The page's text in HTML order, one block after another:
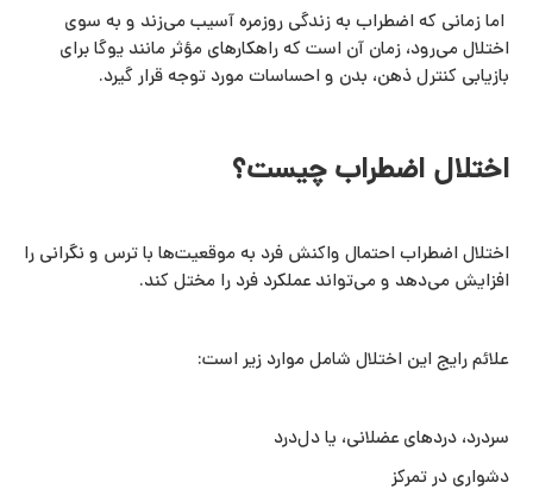
اما زمانی که اضطراب به زندگی روزمره آسیب می‌زند و به سوی
اختلال می‌رود، زمان آن است که راهکارهای مؤثر مانند یوگا برای
بازیابی کنترل ذهن، بدن و احساسات مورد توجه قرار گیرد.
اختلال اضطراب چیست؟
اختلال اضطراب احتمال واکنش فرد به موقعیت‌ها با ترس و نگرانی را
افزایش می‌دهد و می‌تواند عملکرد فرد را مختل کند.
علائم رایج این اختلال شامل موارد زیر است:
سردرد، دردهای عضلانی، یا دل‌درد
دشواری در تمرکز